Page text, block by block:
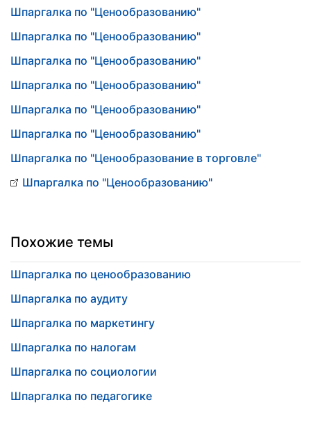
Шпаргалка по "Ценообразованию"
Шпаргалка по "Ценообразованию"
Шпаргалка по "Ценообразованию"
Шпаргалка по "Ценообразованию"
Шпаргалка по "Ценообразованию"
Шпаргалка по "Ценообразованию"
Шпаргалка по "Ценообразование в торговле"
Шпаргалка по "Ценообразованию"
Похожие темы
Шпаргалка по ценообразованию
Шпаргалка по аудиту
Шпаргалка по маркетингу
Шпаргалка по налогам
Шпаргалка по социологии
Шпаргалка по педагогике